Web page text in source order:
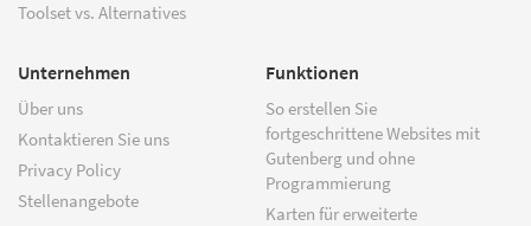
Toolset vs. Alternatives
Unternehmen
Über uns
Kontaktieren Sie uns
Privacy Policy
Stellenangebote
Funktionen
So erstellen Sie
fortgeschrittene Websites mit
Gutenberg und ohne
Programmierung
Karten für erweiterte